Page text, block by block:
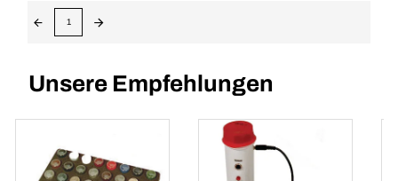
1
Unsere Empfehlungen